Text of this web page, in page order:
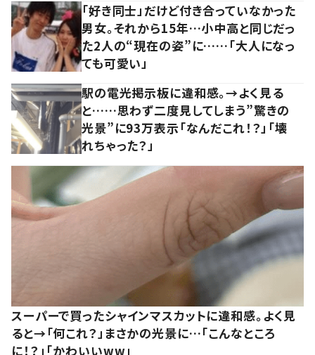
「好き同士」だけど付き合っていなかった
男女。それから15年…小中高と同じだっ
た2人の“現在の姿”に……「大人になっ
ても可愛い」
駅の電光掲示板に違和感。→よく見る
と……思わず二度見してしまう”驚きの
光景”に93万表示「なんだこれ！？」「壊
れちゃった？」
スーパーで買ったシャインマスカットに違和感。よく見
ると→「何これ？」まさかの光景に…「こんなところ
に！？」「かわいいww」